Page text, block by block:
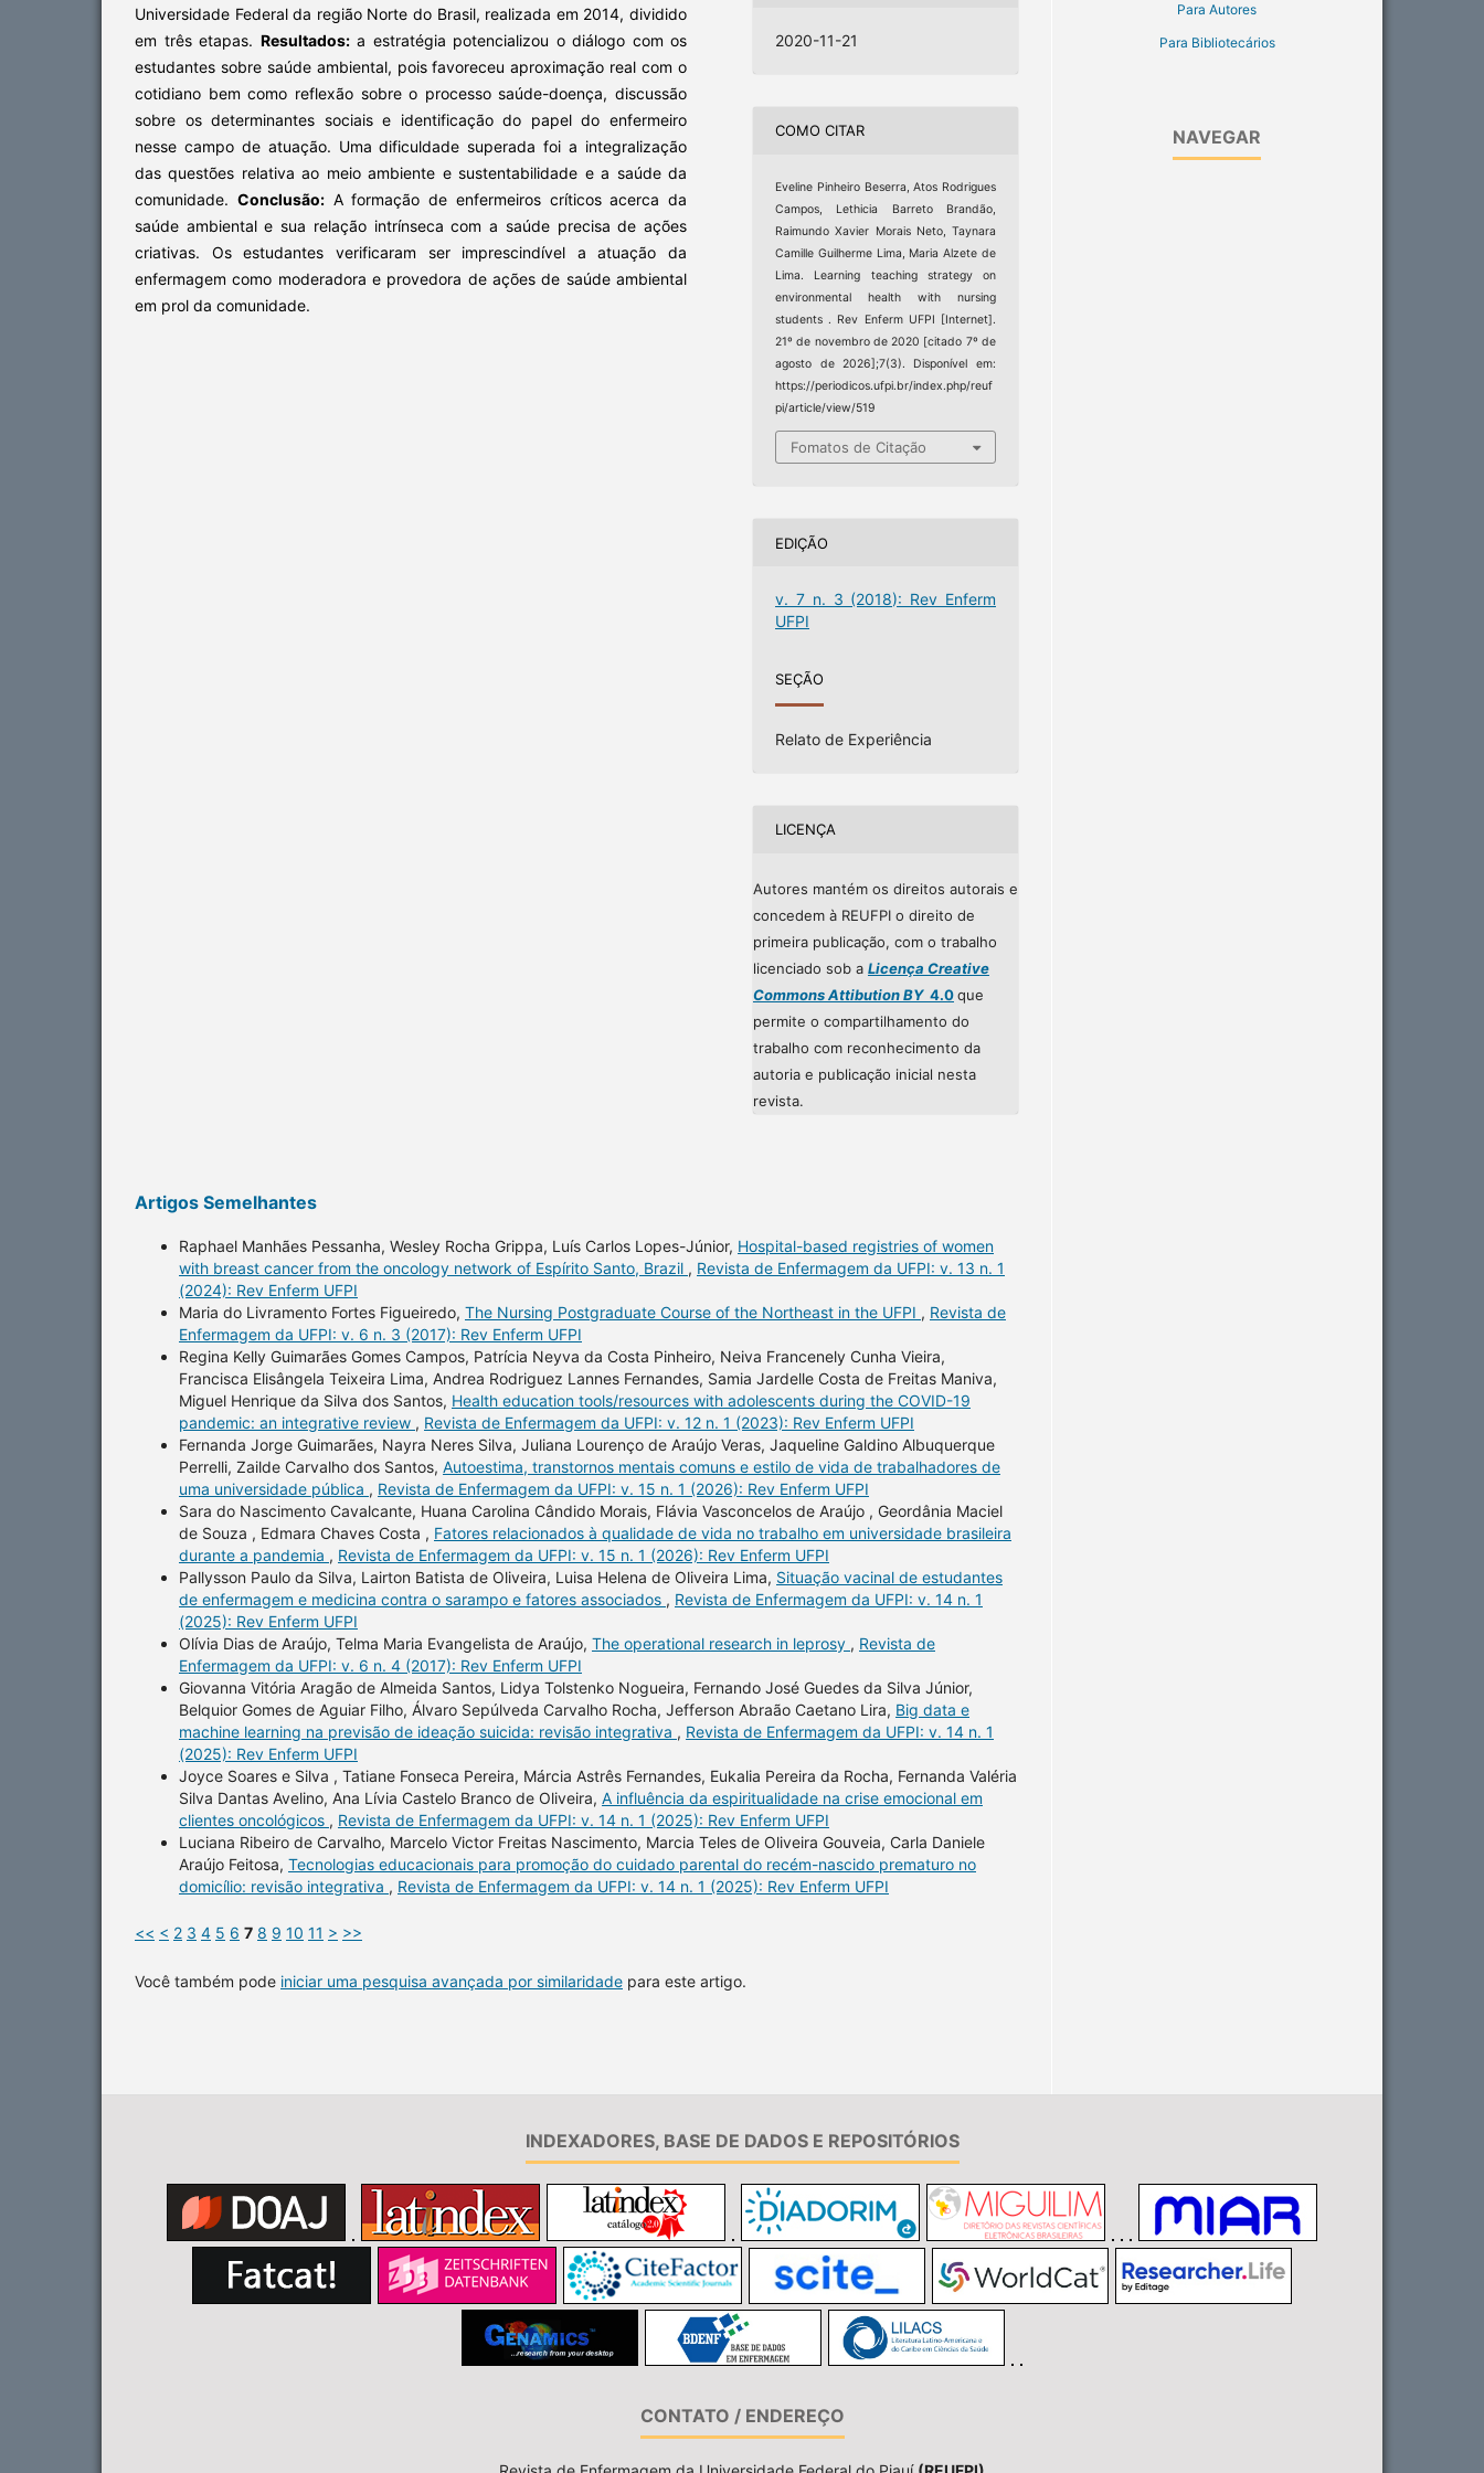
Universidade Federal da região Norte do Brasil, realizada em 2014, dividido
em três etapas. Resultados:a estratégia potencializou o diálogo com os
estudantes sobre saúde ambiental, pois favoreceu aproximação real com o
cotidiano bem como reflexão sobre o processo saúde-doença, discussão
sobre os determinantes sociais e identificação do papel do enfermeiro
nesse campo de atuação. Uma dificuldade superada foi a integralização
das questões relativa ao meio ambiente e sustentabilidade e a saúde da
comunidade. Conclusão:A formação de enfermeiros críticos acerca da
saúde ambiental e sua relação intrínseca com a saúde precisa de ações
criativas. Os estudantes verificaram ser imprescindível a atuação da
enfermagem como moderadora e provedora de ações de saúde ambiental
em prol da comunidade.
2020-11-21
COMO CITAR
Eveline Pinheiro Beserra, Atos Rodrigues
Campos, Lethicia Barreto Brandão,
Raimundo Xavier Morais Neto, Taynara
Camille Guilherme Lima, Maria Alzete de
Lima. Learning teaching strategy on
environmental health with nursing
students . Rev Enferm UFPI [Internet].
21º de novembro de 2020 [citado 7º de
agosto de 2026];7(3). Disponível em:
https://periodicos.ufpi.br/index.php/reuf
pi/article/view/519
Fomatos de Citação
EDIÇÃO
v. 7 n. 3 (2018): Rev Enferm
UFPI
SEÇÃO
Relato de Experiência
LICENÇA
Autores mantém os direitos autorais e
concedem à REUFPI o direito de
primeira publicação, com o trabalho
licenciado sob a Licença Creative
Commons Attibution BY4.0que
permite o compartilhamento do
trabalho com reconhecimento da
autoria e publicação inicial nesta
revista.
Artigos Semelhantes
Raphael Manhães Pessanha, Wesley Rocha Grippa, Luís Carlos Lopes-Júnior, Hospital-based registries of women
with breast cancer from the oncology network of Espírito Santo, Brazil , Revista de Enfermagem da UFPI: v. 13 n. 1
(2024): Rev Enferm UFPI
Maria do Livramento Fortes Figueiredo, The Nursing Postgraduate Course of the Northeast in the UFPI , Revista de
Enfermagem da UFPI: v. 6 n. 3 (2017): Rev Enferm UFPI
Regina Kelly Guimarães Gomes Campos, Patrícia Neyva da Costa Pinheiro, Neiva Francenely Cunha Vieira,
Francisca Elisângela Teixeira Lima, Andrea Rodriguez Lannes Fernandes, Samia Jardelle Costa de Freitas Maniva,
Miguel Henrique da Silva dos Santos, Health education tools/resources with adolescents during the COVID-19
pandemic: an integrative review , Revista de Enfermagem da UFPI: v. 12 n. 1 (2023): Rev Enferm UFPI
Fernanda Jorge Guimarães, Nayra Neres Silva, Juliana Lourenço de Araújo Veras, Jaqueline Galdino Albuquerque
Perrelli, Zailde Carvalho dos Santos, Autoestima, transtornos mentais comuns e estilo de vida de trabalhadores de
uma universidade pública , Revista de Enfermagem da UFPI: v. 15 n. 1 (2026): Rev Enferm UFPI
Sara do Nascimento Cavalcante, Huana Carolina Cândido Morais, Flávia Vasconcelos de Araújo , Geordânia Maciel
de Souza , Edmara Chaves Costa , Fatores relacionados à qualidade de vida no trabalho em universidade brasileira
durante a pandemia , Revista de Enfermagem da UFPI: v. 15 n. 1 (2026): Rev Enferm UFPI
Pallysson Paulo da Silva, Lairton Batista de Oliveira, Luisa Helena de Oliveira Lima, Situação vacinal de estudantes
de enfermagem e medicina contra o sarampo e fatores associados , Revista de Enfermagem da UFPI: v. 14 n. 1
(2025): Rev Enferm UFPI
Olívia Dias de Araújo, Telma Maria Evangelista de Araújo, The operational research in leprosy , Revista de
Enfermagem da UFPI: v. 6 n. 4 (2017): Rev Enferm UFPI
Giovanna Vitória Aragão de Almeida Santos, Lidya Tolstenko Nogueira, Fernando José Guedes da Silva Júnior,
Belquior Gomes de Aguiar Filho, Álvaro Sepúlveda Carvalho Rocha, Jefferson Abraão Caetano Lira, Big data e
machine learning na previsão de ideação suicida: revisão integrativa , Revista de Enfermagem da UFPI: v. 14 n. 1
(2025): Rev Enferm UFPI
Joyce Soares e Silva , Tatiane Fonseca Pereira, Márcia Astrês Fernandes, Eukalia Pereira da Rocha, Fernanda Valéria
Silva Dantas Avelino, Ana Lívia Castelo Branco de Oliveira, A influência da espiritualidade na crise emocional em
clientes oncológicos , Revista de Enfermagem da UFPI: v. 14 n. 1 (2025): Rev Enferm UFPI
Luciana Ribeiro de Carvalho, Marcelo Victor Freitas Nascimento, Marcia Teles de Oliveira Gouveia, Carla Daniele
Araújo Feitosa, Tecnologias educacionais para promoção do cuidado parental do recém-nascido prematuro no
domicílio: revisão integrativa , Revista de Enfermagem da UFPI: v. 14 n. 1 (2025): Rev Enferm UFPI
<< < 2 3 4 5 6 7 8 9 10 11 > >>
Você também pode iniciar uma pesquisa avançada por similaridade para este artigo.
Para Autores
Para Bibliotecários
NAVEGAR
INDEXADORES, BASE DE DADOS E REPOSITÓRIOS
CONTATO / ENDEREÇO